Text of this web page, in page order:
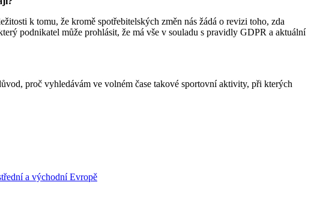
k tomu, že kromě spotřebitelských změn nás žádá o revizi toho, zda
podnikatel může prohlásit, že má vše v souladu s pravidly GDPR a aktuální
proč vyhledávám ve volném čase takové sportovní aktivity, při kterých
a východní Evropě